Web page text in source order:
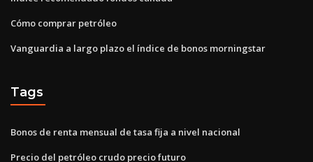
Cómo comprar petróleo
Vanguardia a largo plazo el índice de bonos morningstar
Tags
Bonos de renta mensual de tasa fija a nivel nacional
Precio del petróleo crudo precio futuro